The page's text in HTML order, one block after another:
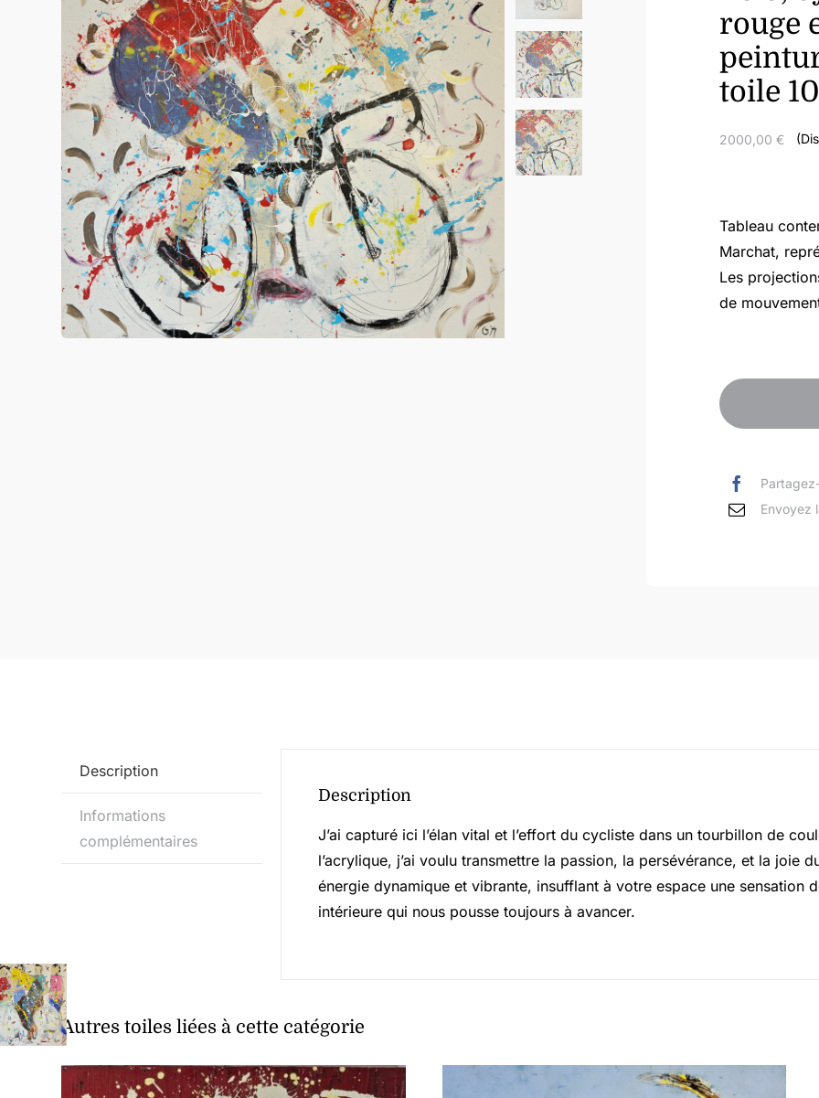
rouge
toile
2000,00 €
Tableau
Marchat,
Les
de
Envoyez
Description
Informations
complémentaires
Description
J’ai capturé ici l’élan vital et l’effort du cycliste dans un tourbillon de
l’acrylique, j’ai voulu transmettre la passion, la persévérance, et la joie
énergie dynamique et vibrante, insufflant à votre espace une sensation
intérieure qui nous pousse toujours à avancer.
Autres toiles liées à cette catégorie